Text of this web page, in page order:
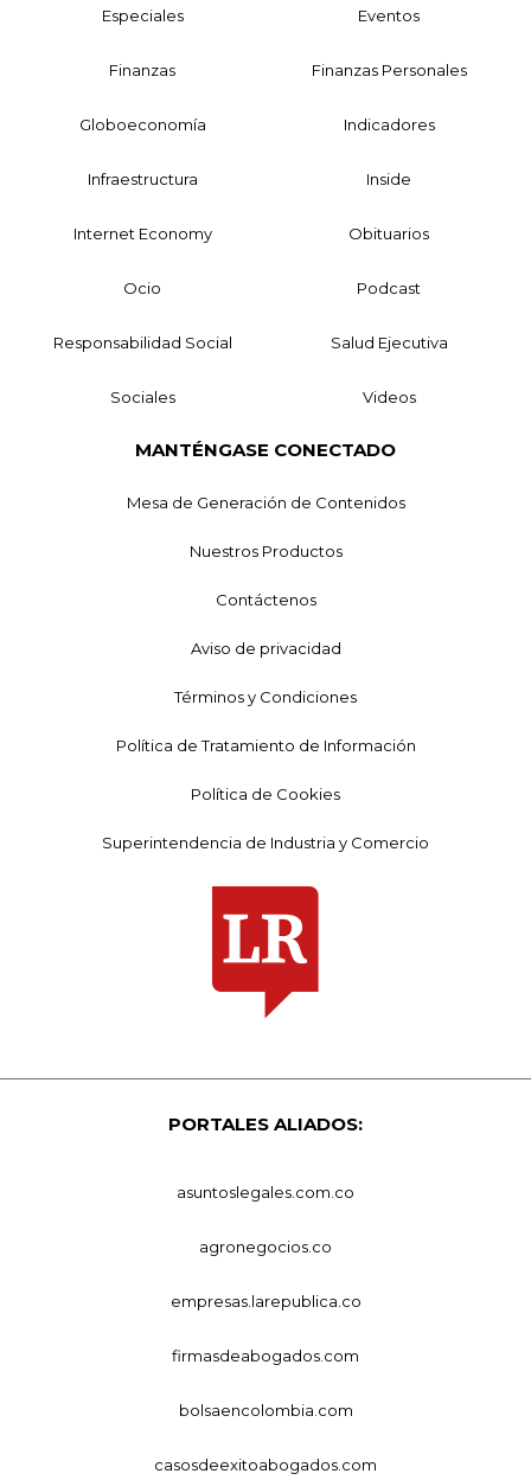
Especiales Eventos
Finanzas Finanzas Personales
Globoeconomía Indicadores
Infraestructura Inside
Internet Economy Obituarios
Ocio Podcast
Responsabilidad Social Salud Ejecutiva
Sociales Videos
MANTÉNGASE CONECTADO
Mesa de Generación de Contenidos
Nuestros Productos
Contáctenos
Aviso de privacidad
Términos y Condiciones
Política de Tratamiento de Información
Política de Cookies
Superintendencia de Industria y Comercio
PORTALES ALIADOS:
asuntoslegales.com.co
agronegocios.co
empresas.larepublica.co
firmasdeabogados.com
bolsaencolombia.com
casosdeexitoabogados.com